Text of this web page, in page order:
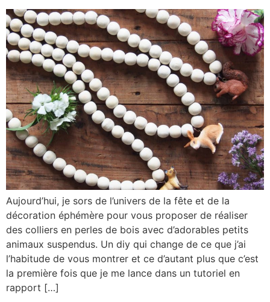
Aujourd’hui, je sors de l’univers de la fête et de la
décoration éphémère pour vous proposer de réaliser
des colliers en perles de bois avec d’adorables petits
animaux suspendus. Un diy qui change de ce que j’ai
l’habitude de vous montrer et ce d’autant plus que c’est
la première fois que je me lance dans un tutoriel en
rapport […]